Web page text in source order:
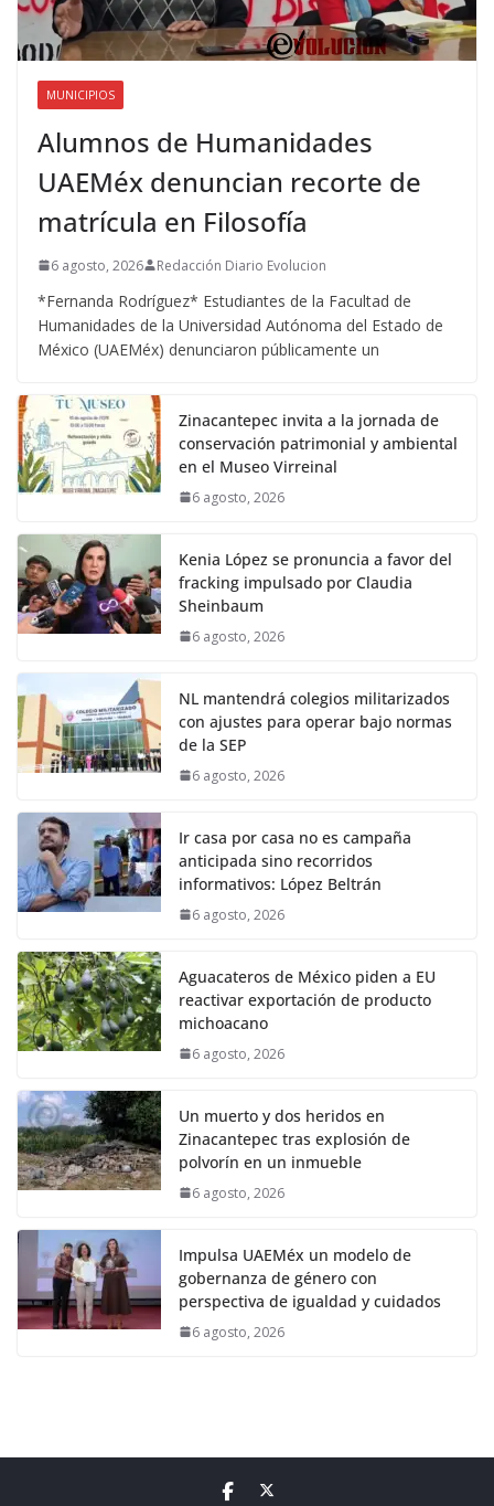
MUNICIPIOS
Alumnos de Humanidades
UAEMéx denuncian recorte de
matrícula en Filosofía
6 agosto, 2026 Redacción Diario Evolucion
*Fernanda Rodríguez* Estudiantes de la Facultad de
Humanidades de la Universidad Autónoma del Estado de
México (UAEMéx) denunciaron públicamente un
Zinacantepec invita a la jornada de
conservación patrimonial y ambiental
en el Museo Virreinal
6 agosto, 2026
Kenia López se pronuncia a favor del
fracking impulsado por Claudia
Sheinbaum
6 agosto, 2026
NL mantendrá colegios militarizados
con ajustes para operar bajo normas
de la SEP
6 agosto, 2026
Ir casa por casa no es campaña
anticipada sino recorridos
informativos: López Beltrán
6 agosto, 2026
Aguacateros de México piden a EU
reactivar exportación de producto
michoacano
6 agosto, 2026
Un muerto y dos heridos en
Zinacantepec tras explosión de
polvorín en un inmueble
6 agosto, 2026
Impulsa UAEMéx un modelo de
gobernanza de género con
perspectiva de igualdad y cuidados
6 agosto, 2026